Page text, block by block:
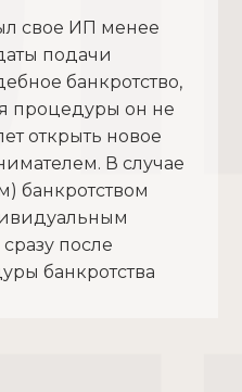
свое ИП менее
подачи
банкротство,
процедуры он не
открыть новое
В случае
банкротством
после
банкротства